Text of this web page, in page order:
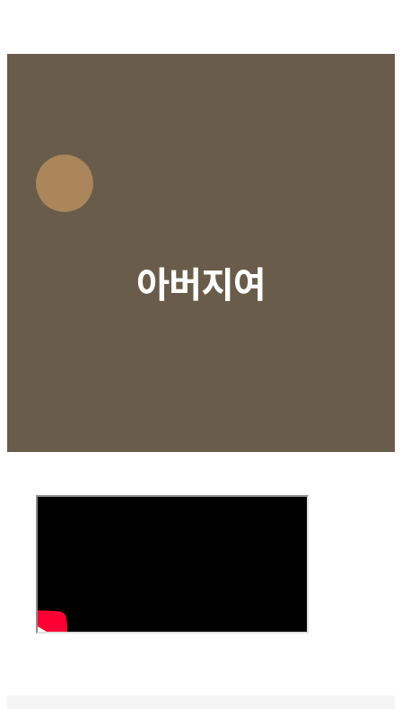
아버지여